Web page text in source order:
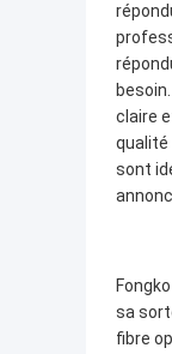
claire
qualité
sont
sa
fibre